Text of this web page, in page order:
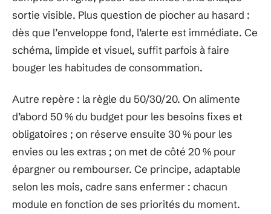
sortie visible. Plus question de piocher au hasard :
dès que l’enveloppe fond, l’alerte est immédiate. Ce
schéma, limpide et visuel, suffit parfois à faire
bouger les habitudes de consommation.
Autre repère : la règle du 50/30/20. On alimente
d’abord 50 % du budget pour les besoins fixes et
obligatoires ; on réserve ensuite 30 % pour les
envies ou les extras ; on met de côté 20 % pour
épargner ou rembourser. Ce principe, adaptable
selon les mois, cadre sans enfermer : chacun
module en fonction de ses priorités du moment.